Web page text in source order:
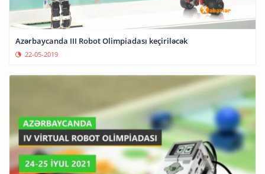
Azərbaycanda III Robot Olimpiadası keçiriləcək
22-05-2019